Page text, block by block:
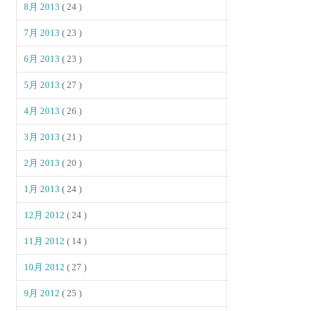
8月 2013( 24 )
7月 2013( 23 )
6月 2013( 23 )
5月 2013( 27 )
4月 2013( 26 )
3月 2013( 21 )
2月 2013( 20 )
1月 2013( 24 )
12月 2012( 24 )
11月 2012( 14 )
10月 2012( 27 )
9月 2012( 25 )